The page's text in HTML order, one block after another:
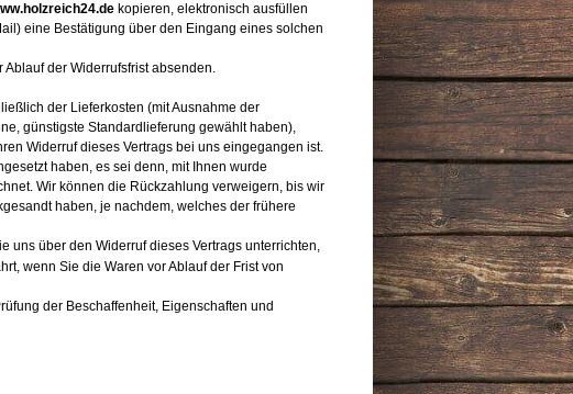
kopieren, elektronisch ausfüllen
eine Bestätigung über den Eingang eines solchen
der Widerrufsfrist absenden.
der Lieferkosten (mit Ausnahme der
günstigste Standardlieferung gewählt haben),
Widerruf dieses Vertrags bei uns eingegangen ist.
haben, es sei denn, mit Ihnen wurde
Wir können die Rückzahlung verweigern, bis wir
haben, je nachdem, welches der frühere
uns über den Widerruf dieses Vertrags unterrichten,
wenn Sie die Waren vor Ablauf der Frist von
der Beschaffenheit, Eigenschaften und